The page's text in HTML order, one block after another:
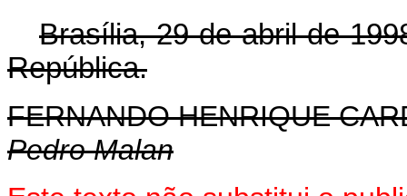
Brasília, 29 de abril de
República.
FERNANDO HENRIQUE
Pedro Malan